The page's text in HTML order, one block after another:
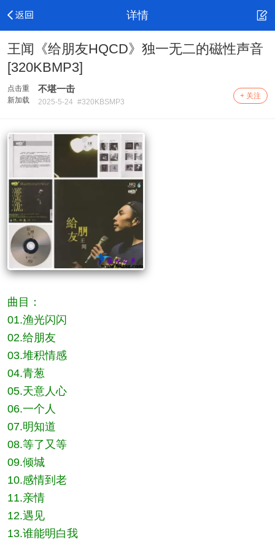
详情
王闻《给朋友HQCD》独一无二的磁性声音
[320KBMP3]
点击重
新加载
不堪一击
2025-5-24 #320KBSMP3
+ 关注
曲目：
01.渔光闪闪
02.给朋友
03.堆积情感
04.青葱
05.天意人心
06.一个人
07.明知道
08.等了又等
09.倾城
10.感情到老
11.亲情
12.遇见
13.谁能明白我